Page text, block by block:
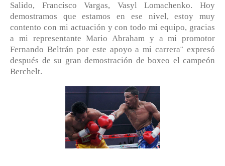
Salido, Francisco Vargas, Vasyl Lomachenko. Hoy
demostramos que estamos en ese nivel, estoy muy
contento con mi actuación y con todo mi equipo, gracias
a mi representante Mario Abraham y a mi promotor
Fernando Beltrán por este apoyo a mi carrera¨ expresó
después de su gran demostración de boxeo el campeón
Berchelt.